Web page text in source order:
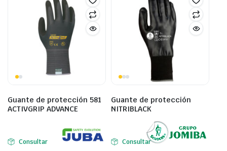
Guante de protección 581
ACTIVGRIP ADVANCE
Consultar
Guante de protección
NITRIBLACK
Consultar